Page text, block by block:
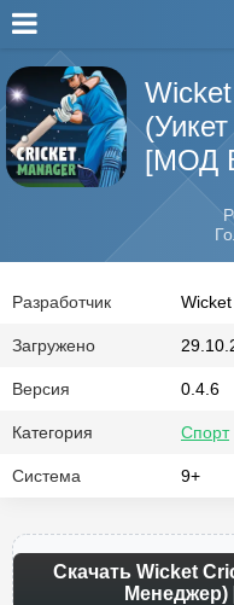
[МОД
Разработчик
Загружено
Версия 0.4.6
Категория Спорт
Система 9+
Скачать Wicket